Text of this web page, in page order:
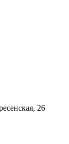
26